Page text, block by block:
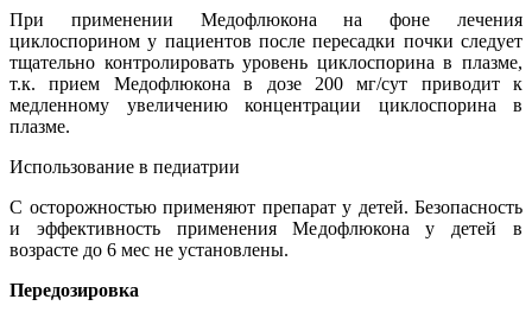
При применении Медофлюкона на фоне лечения
циклоспорином у пациентов после пересадки почки следует
тщательно контролировать уровень циклоспорина в плазме,
т.к. прием Медофлюкона в дозе 200 мг/сут приводит к
медленному увеличению концентрации циклоспорина в
плазме.
Использование в педиатрии
С осторожностью применяют препарат у детей. Безопасность
и эффективность применения Медофлюкона у детей в
возрасте до 6 мес не установлены.
Передозировка